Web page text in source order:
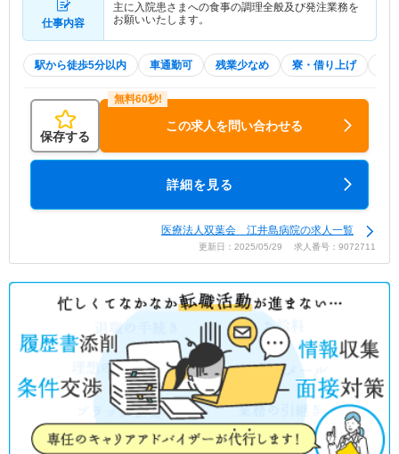
仕事内容
主に入院患さまへの食事の調理全般及び発注業務を
お願いいたします。
駅から徒歩5分以内 車通勤可 残業少なめ 寮・借り上げ
保存する
この求人を問い合わせる
詳細を見る
医療法人双葉会 江井島病院の求人一覧
更新日：2025/05/29 求人番号：9072711